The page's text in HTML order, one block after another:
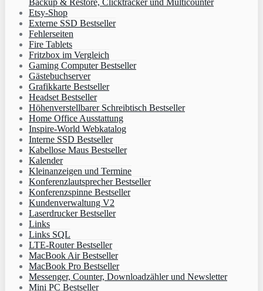
Etsy-Shop
Externe SSD Bestseller
Fehlerseiten
Fire Tablets
Fritzbox im Vergleich
Gaming Computer Bestseller
Gästebuchserver
Grafikkarte Bestseller
Headset Bestseller
Höhenverstellbarer Schreibtisch Bestseller
Home Office Ausstattung
Inspire-World Webkatalog
Interne SSD Bestseller
Kabellose Maus Bestseller
Kalender
Kleinanzeigen und Termine
Konferenzlautsprecher Bestseller
Konferenzspinne Bestseller
Kundenverwaltung V2
Laserdrucker Bestseller
Links
Links SQL
LTE-Router Bestseller
MacBook Air Bestseller
MacBook Pro Bestseller
Messenger, Counter, Downloadzähler und Newsletter
Mini PC Bestseller